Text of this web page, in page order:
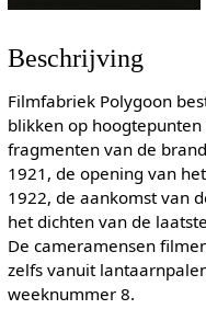
Beschrijving
Filmfabriek Polygoon
blikken op
fragmenten van de
1921, de opening van
1922, de aankomst van
het dichten van de
De cameramensen
zelfs vanuit
weeknummer 8.